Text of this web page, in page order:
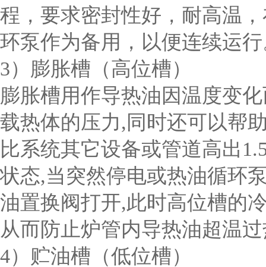
程，要求密封性好，耐高温
环泵作为备用，以便连续运
3）膨胀槽（高位槽）
膨胀槽用作导热油因温度变
载热体的压力,同时还可以帮
比系统其它设备或管道高出
状态,当突然停电或热油循环
油置换阀打开,此时高位槽的
从而防止炉管内导热油超温
4）贮油槽（低位槽）